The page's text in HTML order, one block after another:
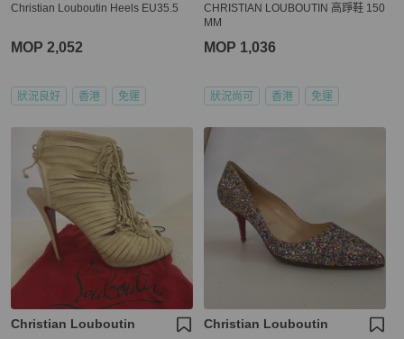
Christian Louboutin Heels EU35.5
MOP 2,052
狀況良好 香港 免運
CHRISTIAN LOUBOUTIN 高踭鞋 150
MM
MOP 1,036
狀況尚可 香港 免運
Christian Louboutin Christian Louboutin